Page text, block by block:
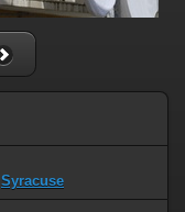
Syracuse